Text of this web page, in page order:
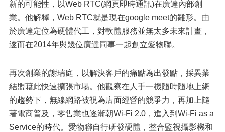
新的可能性，以Web RTC(網頁即時通訊)在廣達內部創
業。他解釋，Web RTC就是現在google meet的雛形。由
於廣達定位為硬體代工，對軟體服務並無太多未來計畫，
遂而在2014年與幾位廣達同事一起創立愛物聯。
再次創業的謝瑞庭，以解決客戶的痛點為出發點，採異業
結盟藉此快速擴張市場。他觀察在人手一機隨時隨地上網
的趨勢下，無線網路被視為店面經營的競爭力，再加上隨
著電商普及，零售業也逐漸朝Wi-Fi 2.0，進入到Wi-Fi as a
Service的時代。愛物聯自行研發硬體，整合監視攝影機和